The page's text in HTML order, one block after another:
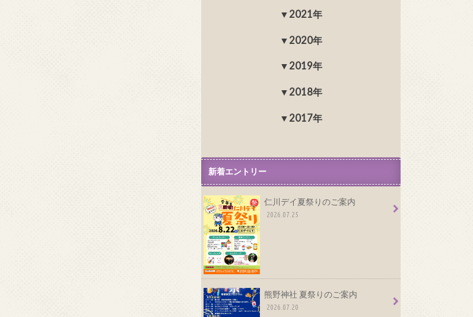
2021年
2020年
2019年
2018年
2017年
新着エントリー
仁川デイ夏祭りのご案内
2026.07.25
熊野神社 夏祭りのご案内
2026.07.20